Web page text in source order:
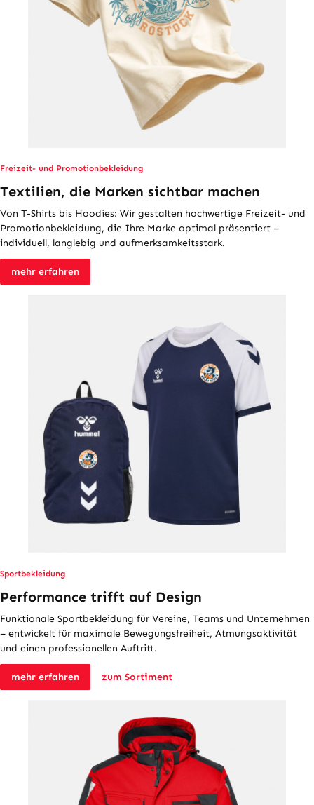
Freizeit- und Promotionbekleidung
Textilien, die Marken sichtbar machen
Von T-Shirts bis Hoodies: Wir gestalten hochwertige Freizeit- und
Promotionbekleidung, die Ihre Marke optimal präsentiert –
individuell, langlebig und aufmerksamkeitsstark.
mehr erfahren
Sportbekleidung
Performance trifft auf Design
Funktionale Sportbekleidung für Vereine, Teams und Unternehmen
– entwickelt für maximale Bewegungsfreiheit, Atmungsaktivität
und einen professionellen Auftritt.
mehr erfahren zum Sortiment